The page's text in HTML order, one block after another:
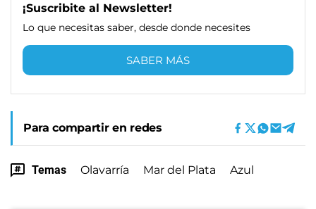
¡Suscribite al Newsletter!
Lo que necesitas saber, desde donde necesites
SABER MÁS
Para compartir en redes
Temas Olavarría Mar del Plata Azul